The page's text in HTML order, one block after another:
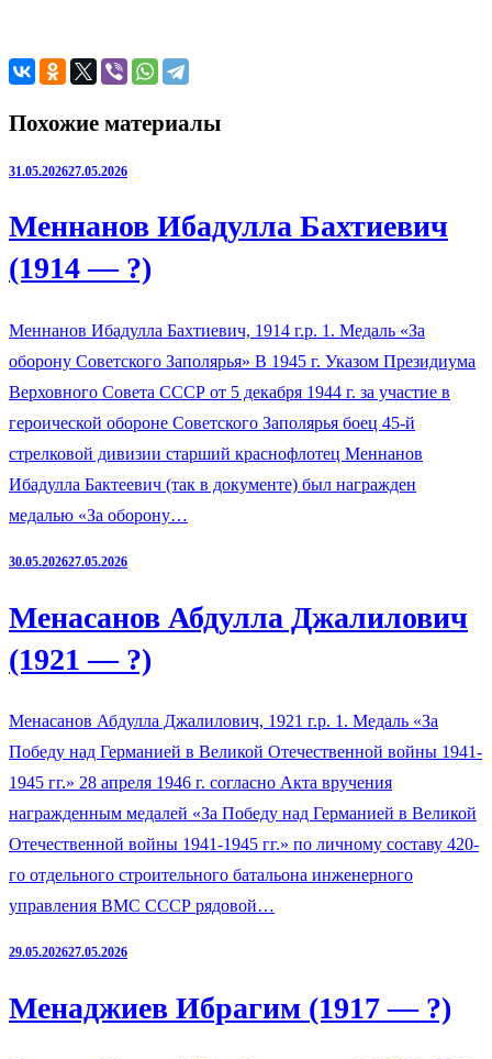
Похожие материалы
31.05.202627.05.2026
Меннанов Ибадулла Бахтиевич
(1914 — ?)
Меннанов Ибадулла Бахтиевич, 1914 г.р. 1. Медаль «За
оборону Советского Заполярья» В 1945 г. Указом Президиума
Верховного Совета СССР от 5 декабря 1944 г. за участие в
героической обороне Советского Заполярья боец 45-й
стрелковой дивизии старший краснофлотец Меннанов
Ибадулла Бактеевич (так в документе) был награжден
медалью «За оборону…
30.05.202627.05.2026
Менасанов Абдулла Джалилович
(1921 — ?)
Менасанов Абдулла Джалилович, 1921 г.р. 1. Медаль «За
Победу над Германией в Великой Отечественной войны 1941-
1945 гг.» 28 апреля 1946 г. согласно Акта вручения
награжденным медалей «За Победу над Германией в Великой
Отечественной войны 1941-1945 гг.» по личному составу 420-
го отдельного строительного батальона инженерного
управления ВМС СССР рядовой…
29.05.202627.05.2026
Менаджиев Ибрагим (1917 — ?)